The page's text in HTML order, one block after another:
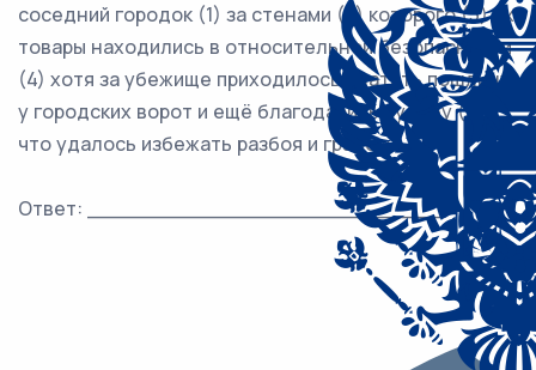
соседний городок (1) за стенами (2) которого (3) их
товары находились в относительной безопасности
(4) хотя за убежище приходилось платить пошлину
у городских ворот и ещё благодарить судьбу (5)
что удалось избежать разбоя и грабежа.
Ответ: ___________________________.